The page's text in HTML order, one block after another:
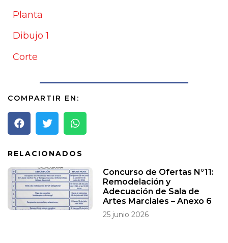
Planta
Dibujo 1
Corte
COMPARTIR EN:
RELACIONADOS
Concurso de Ofertas N°11:
Remodelación y
Adecuación de Sala de
Artes Marciales – Anexo 6
25 junio 2026